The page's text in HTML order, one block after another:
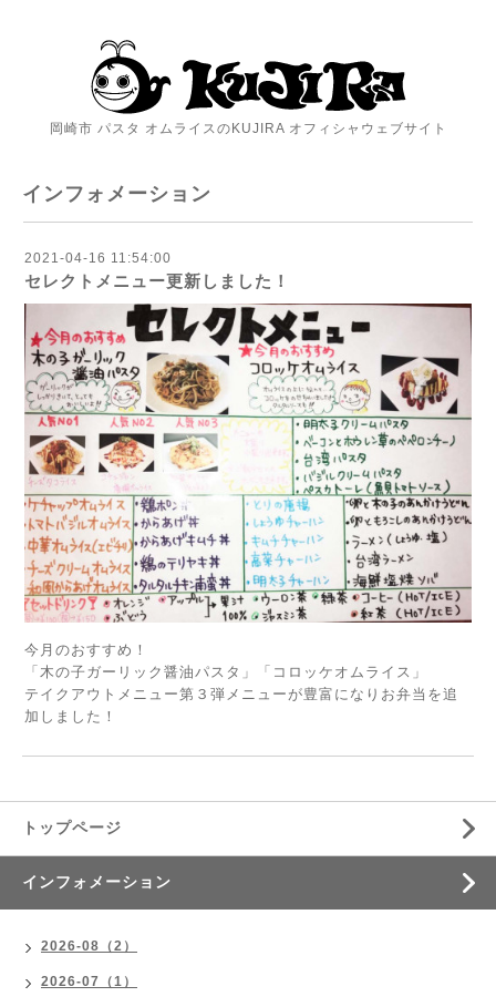
岡崎市 パスタ オムライスのKUJIRA オフィシャウェブサイト
インフォメーション
2021-04-16 11:54:00
セレクトメニュー更新しました！
今月のおすすめ！
「木の子ガーリック醤油パスタ」「コロッケオムライス」
テイクアウトメニュー第３弾メニューが豊富になりお弁当を追
加しました！
トップページ
インフォメーション
2026-08（2）
2026-07（1）